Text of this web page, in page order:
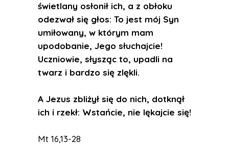
świetlany osłonił ich, a z obłoku
odezwał się głos: To jest mój Syn
umiłowany, w którym mam
upodobanie, Jego słuchajcie!
Uczniowie, słysząc to, upadli na
twarz i bardzo się zlękli.
A Jezus zbliżył się do nich, dotknął
ich i rzekł: Wstańcie, nie lękajcie się!
Mt 16,13-28